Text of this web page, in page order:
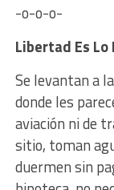
-o-o-o-
Libertad Es Lo
Se levantan a
donde les
aviación ni de
sitio, toman
duermen sin